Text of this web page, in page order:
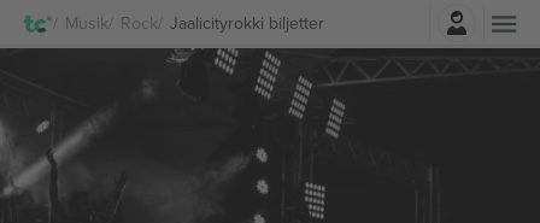
Musik Rock Jaalicityrokki biljetterLogga in